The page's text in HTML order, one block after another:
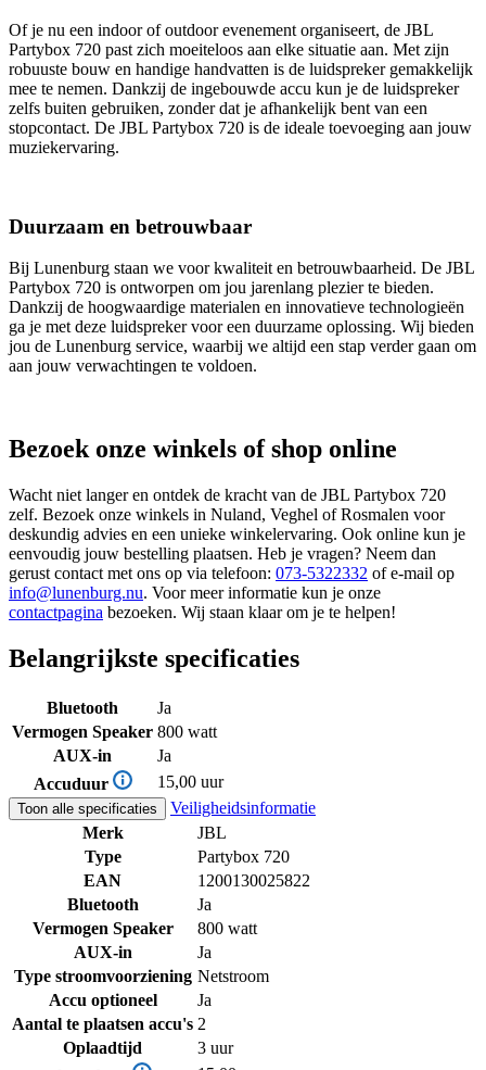
Of je nu een indoor of outdoor evenement organiseert, de JBL
Partybox 720 past zich moeiteloos aan elke situatie aan. Met zijn
robuuste bouw en handige handvatten is de luidspreker gemakkelijk
mee te nemen. Dankzij de ingebouwde accu kun je de luidspreker
zelfs buiten gebruiken, zonder dat je afhankelijk bent van een
stopcontact. De JBL Partybox 720 is de ideale toevoeging aan jouw
muziekervaring.
Duurzaam en betrouwbaar
Bij Lunenburg staan we voor kwaliteit en betrouwbaarheid. De JBL
Partybox 720 is ontworpen om jou jarenlang plezier te bieden.
Dankzij de hoogwaardige materialen en innovatieve technologieën
ga je met deze luidspreker voor een duurzame oplossing. Wij bieden
jou de Lunenburg service, waarbij we altijd een stap verder gaan om
aan jouw verwachtingen te voldoen.
Bezoek onze winkels of shop online
Wacht niet langer en ontdek de kracht van de JBL Partybox 720
zelf. Bezoek onze winkels in Nuland, Veghel of Rosmalen voor
deskundig advies en een unieke winkelervaring. Ook online kun je
eenvoudig jouw bestelling plaatsen. Heb je vragen? Neem dan
gerust contact met ons op via telefoon: 073-5322332 of e-mail op
info@lunenburg.nu. Voor meer informatie kun je onze
contactpagina bezoeken. Wij staan klaar om je te helpen!
Belangrijkste specificaties
Bluetooth
Ja
Vermogen Speaker 800 watt
AUX-in
Ja
Accuduur
15,00 uur
Toon alle specificaties
Veiligheidsinformatie
Merk
JBL
Type
Partybox 720
EAN
1200130025822
Bluetooth
Ja
Vermogen Speaker
800 watt
AUX-in
Ja
Type stroomvoorziening Netstroom
Accu optioneel
Ja
Aantal te plaatsen accu's 2
Oplaadtijd
3 uur